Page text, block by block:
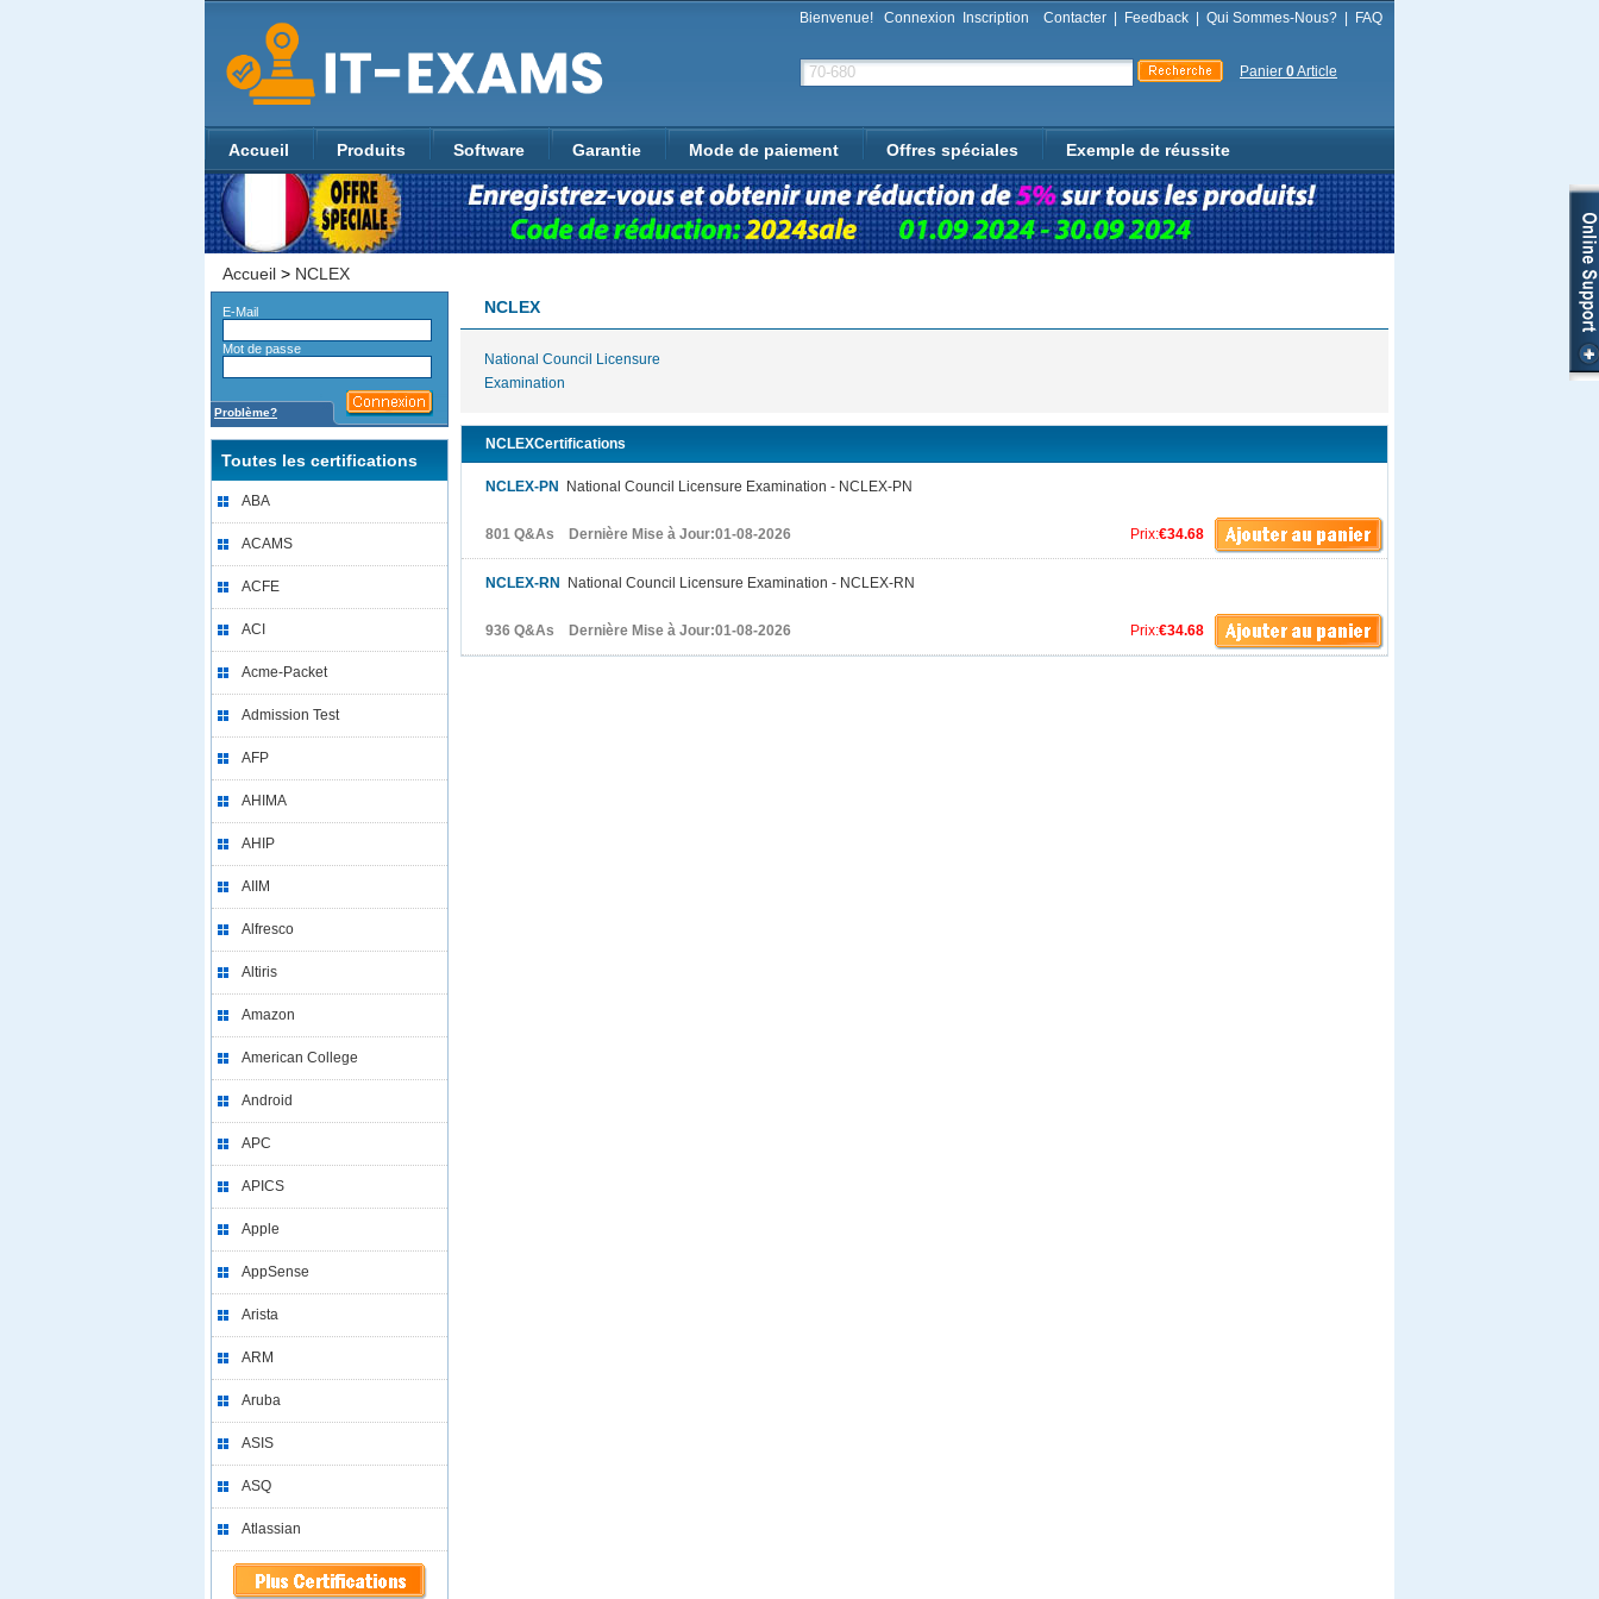
Bienvenue! Connexion Inscription Contacter Feedback Qui Sommes-Nous? FAQ
Panier 0Article
Accueil Produits Software Garantie Mode de paiement Offres spéciales Exemple de réussite
Accueil > NCLEX
E-Mail
Mot de passe
Problème?
Toutes les certifications
ABA
ACAMS
ACFE
ACI
Acme-Packet
Admission Test
AFP
AHIMA
AHIP
AIIM
Alfresco
Altiris
Amazon
American College
Android
APC
APICS
Apple
AppSense
Arista
ARM
Aruba
ASIS
ASQ
Atlassian
NCLEX
National Council Licensure
Examination
NCLEXCertifications
NCLEX-PN National Council Licensure Examination - NCLEX-PN
Prix:€34.68
801 Q&As Dernière Mise à Jour:01-08-2026
NCLEX-RN National Council Licensure Examination - NCLEX-RN
Prix:€34.68
936 Q&As Dernière Mise à Jour:01-08-2026